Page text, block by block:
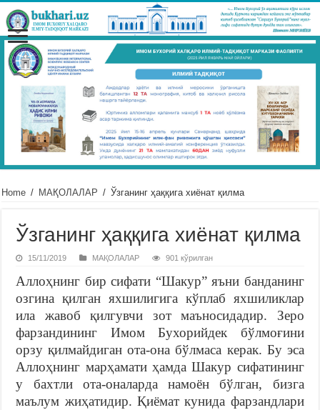
Home / МАҚОЛАЛАР / Ўзганинг ҳаққига хиёнат қилма
Ўзганинг ҳаққига хиёнат қилма
15/11/2019 МАҚОЛАЛАР 901 кўрилган
Аллоҳнинг бир сифати “Шакур” яъни банданинг
озгина қилган яхшилигига кўплаб яхшиликлар
ила жавоб қилгувчи зот маъносидадир. Зеро
фарзандининг Имом Бухорийдек бўлмоғини
орзу қилмайдиган ота-она бўлмаса керак. Бу эса
Аллоҳнинг марҳамати ҳамда Шакур сифатининг
у бахтли ота-оналарда намоён бўлган, бизга
маълум жиҳатидир. Қиёмат кунида фарзандлари